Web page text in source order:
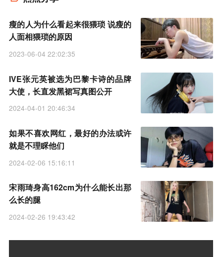
瘦的人为什么看起来很猥琐 说瘦的
人面相猥琐的原因
2023-06-04 22:02:35
IVE张元英被选为巴黎卡诗的品牌
大使，长直发黑裙写真图公开
2024-04-01 20:46:34
如果不喜欢网红，最好的办法或许
就是不理睬他们
2024-02-06 15:16:11
宋雨琦身高162cm为什么能长出那
么长的腿
2024-02-26 19:43:42